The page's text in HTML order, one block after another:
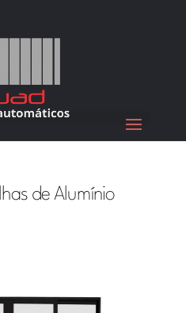
de Alumínio